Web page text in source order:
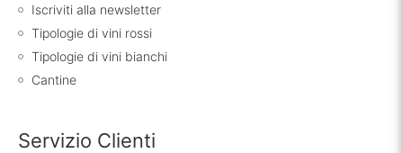
Iscriviti alla newsletter
Tipologie di vini rossi
Tipologie di vini bianchi
Cantine
Servizio Clienti